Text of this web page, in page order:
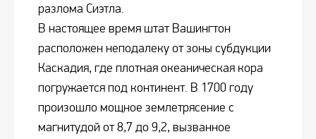
разлома Сиэтла.
В настоящее время штат Вашингтон
расположен неподалеку от зоны субдукции
Каскадия, где плотная океаническая кора
погружается под континент. В 1700 году
произошло мощное землетрясение с
магнитудой от 8,7 до 9,2, вызванное